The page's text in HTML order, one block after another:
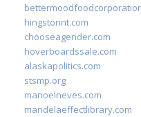
hingstonnt.com
chooseagender.com
hoverboardssale.com
alaskapolitics.com
stsmp.org
manoelneves.com
mandelaeffectlibrary.com